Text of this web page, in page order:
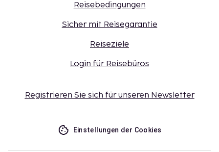
Reisebedingungen
Sicher mit Reisegarantie
Reiseziele
Login für Reisebüros
Registrieren Sie sich für unseren Newsletter
Einstellungen der Cookies